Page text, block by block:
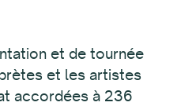
et de tournée
et les artistes
accordées à 236